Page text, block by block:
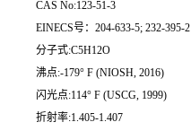
CAS No:123-51-3
EINECS号：204-633-5; 232-395-2
分子式:C5H12O
沸点:-179° F (NIOSH, 2016)
闪光点:114° F (USCG, 1999)
折射率:1.405-1.407